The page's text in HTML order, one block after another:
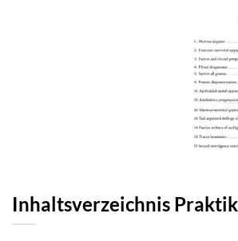
Inhaltsverzeichnis